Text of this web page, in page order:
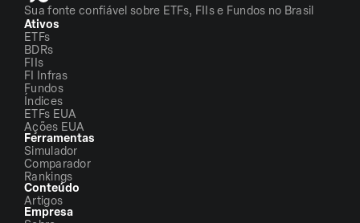
Sua fonte confiável sobre ETFs, FIIs e Fundos no Brasil
Ativos
ETFs
BDRs
FIIs
FI Infras
Fundos
Índices
ETFs EUA
Ações EUA
Ferramentas
Simulador
Comparador
Rankings
Conteúdo
Artigos
Empresa